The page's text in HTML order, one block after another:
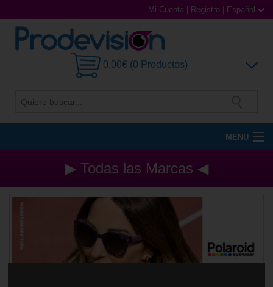
Mi Cuenta Registro Español
0,00€ (0 Productos)
MENU
Gafas de Sol
Gafas Graduadas
Gafas Deportivas
Lentillas
▶ Todas las Marcas ◀